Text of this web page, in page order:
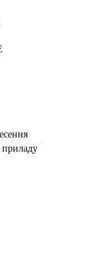
приладу